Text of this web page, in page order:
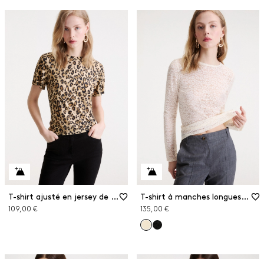
T-shirt ajusté en jersey de viscose
109,00 €
T-shirt à manches longues en jersey de dentelle
135,00 €